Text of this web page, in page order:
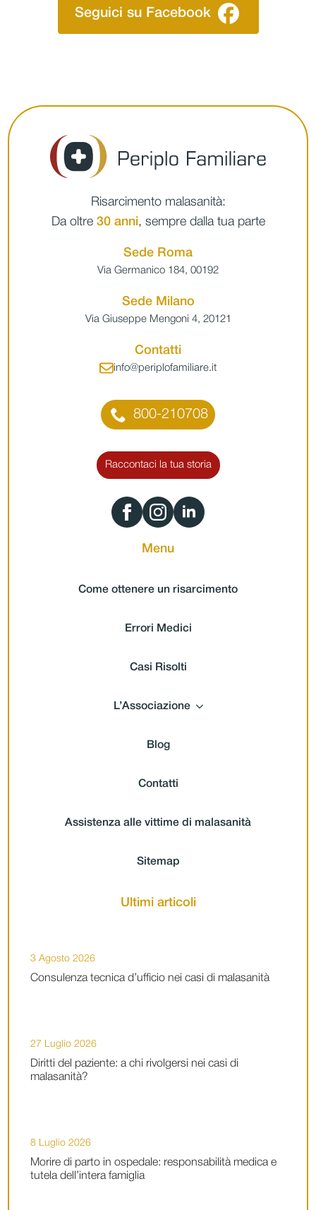
Seguici su Facebook
Risarcimento malasanità:
Da oltre 30 anni, sempre dalla tua parte
Sede Roma
Via Germanico 184, 00192
Sede Milano
Via Giuseppe Mengoni 4, 20121
Contatti
info@periplofamiliare.it
800-210708
Raccontaci la tua storia
Menu
Come ottenere un risarcimento
Errori Medici
Casi Risolti
L’Associazione
Blog
Contatti
Assistenza alle vittime di malasanità
Sitemap
Ultimi articoli
Consulenza tecnica d’ufficio nei casi di malasanità
3 Agosto 2026
Diritti del paziente: a chi rivolgersi nei casi di
malasanità?
27 Luglio 2026
Morire di parto in ospedale: responsabilità medica e
tutela dell’intera famiglia
8 Luglio 2026